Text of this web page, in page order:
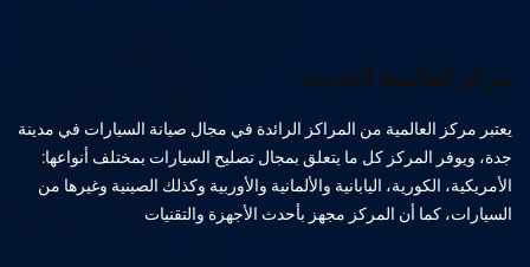
مركز العالمية الحديث
يعتبر مركز العالمية من المراكز الرائدة في مجال صيانة السيارات في مدينة
جدة، ويوفر المركز كل ما يتعلق بمجال تصليح السيارات بمختلف أنواعها:
الأمريكية، الكورية، اليابانية والألمانية والأوربية وكذلك الصينية وغيرها من
السيارات، كما أن المركز مجهز بأحدث الأجهزة والتقنيات